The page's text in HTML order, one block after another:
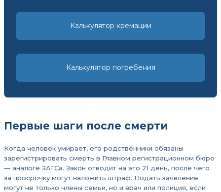
Калькулятор кремации
Калькулятор погребения
Первые шаги после смерти
Когда человек умирает, его родственники обязаны
зарегистрировать смерть в Главном регистрационном бюро
— аналоге ЗАГСа. Закон отводит на это 21 день, после чего
за просрочку могут наложить штраф. Подать заявление
могут не только члены семьи, но и врач или полиция, если